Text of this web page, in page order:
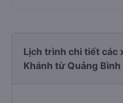
Lịch trình chi tiết các
Khánh từ Quảng Bình